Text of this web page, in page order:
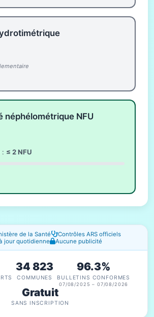
néphélométrique NFU
: ≤ 2 NFU
de la Santé
Contrôles ARS officiels
jour quotidienne
Aucune publicité
34 823
COMMUNES
96.3%
BULLETINS CONFORMES
07/08/2025 – 07/08/2026
Gratuit
SANS INSCRIPTION